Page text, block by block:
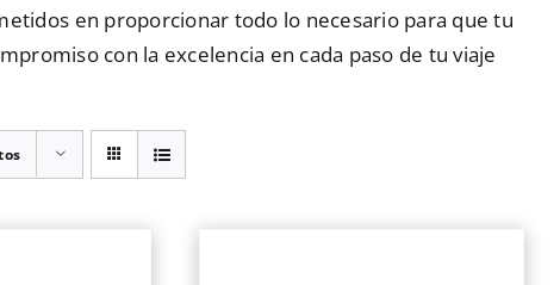
en proporcionar todo lo necesario para que tu
con la excelencia en cada paso de tu viaje